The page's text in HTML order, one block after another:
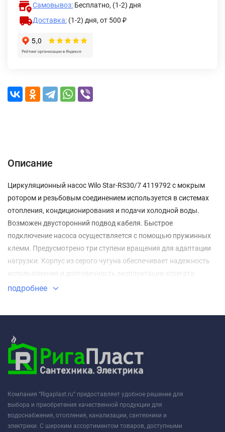
Самовывоз: Бесплатно, (1-2) дня
Доставка: (1-2) дня, от 500 ₽
Описание
Циркуляционный насос Wilo Star-RS30/7 4119792 с мокрым
ротором и резьбовым соединением используется в системах
отопления, кондиционирования и подачи холодной воды.
Возможен двусторонний подвод кабеля. Быстрое
подключение насоса осуществляется с помощью пружинных
клемм. Предусмотрено три ступени вращения для адаптации
нагрузки. Корпус из серого чугуна обеспечивает надежность
использования и долговечность эксплуатации агрегата.
подробнее
Компания “Rigaplast.ru” предоставляет удобное решение для
выбора и приобретения качественной продукции для
водоснабжения, отопления, канализации, сантехники и
электрики. С широким ассортиментом товаров, доступными